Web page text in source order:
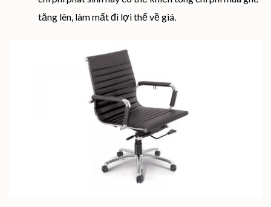
tăng lên, làm mất đi lợi thế về giá.